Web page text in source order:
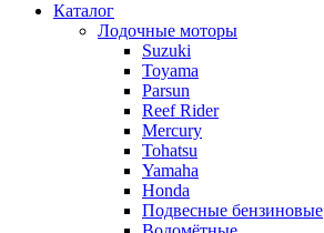
Каталог
Лодочные моторы
Suzuki
Toyama
Parsun
Reef Rider
Mercury
Tohatsu
Yamaha
Honda
Подвесные бензиновые